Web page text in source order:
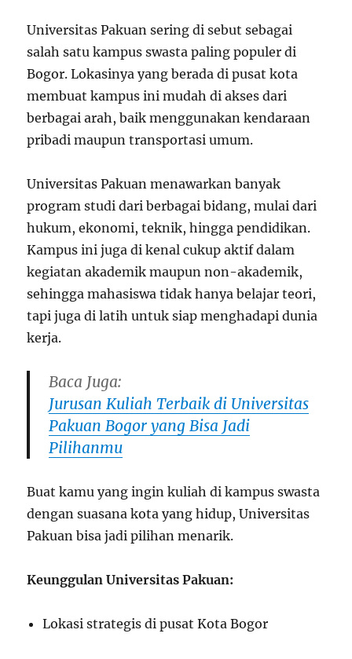
Universitas Pakuan sering di sebut sebagai
salah satu kampus swasta paling populer di
Bogor. Lokasinya yang berada di pusat kota
membuat kampus ini mudah di akses dari
berbagai arah, baik menggunakan kendaraan
pribadi maupun transportasi umum.
Universitas Pakuan menawarkan banyak
program studi dari berbagai bidang, mulai dari
hukum, ekonomi, teknik, hingga pendidikan.
Kampus ini juga di kenal cukup aktif dalam
kegiatan akademik maupun non-akademik,
sehingga mahasiswa tidak hanya belajar teori,
tapi juga di latih untuk siap menghadapi dunia
kerja.
Baca Juga:
Jurusan Kuliah Terbaik di Universitas
Pakuan Bogor yang Bisa Jadi
Pilihanmu
Buat kamu yang ingin kuliah di kampus swasta
dengan suasana kota yang hidup, Universitas
Pakuan bisa jadi pilihan menarik.
Keunggulan Universitas Pakuan:
Lokasi strategis di pusat Kota Bogor